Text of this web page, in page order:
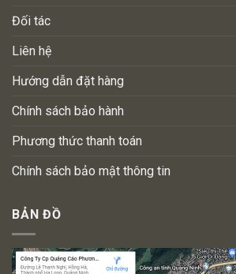
Đối tác
Liên hệ
Hướng dẫn đặt hàng
Chính sách bảo hành
Phương thức thanh toán
Chính sách bảo mật thông tin
BẢN ĐỒ